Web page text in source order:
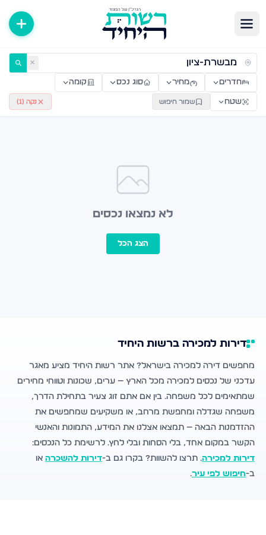
דירות למכירה ולהשכרה — רשות היחיד ✕
חדרים מחיר סוג נכס קומה
שטח שמור חיפוש נקה ( 1
)
לא נמצאו נכסים
הצג הכל
דירות למכירה ברשות היחיד
מחפשים דירה למכירה בישראל? אתר רשות היחיד מציע מאגר
עדכני של נכסים למכירה מכל הארץ — ערים, שכונות וטווחי מחירים
שמתאימים לכל משפחה. בין אם אתם זוג צעיר בתחילת הדרך,
משפחה שגדלה ומחפשת מרחב, או משקיעים שמחפשים את
ההזדמנות הבאה — תמצאו אצלנו את המידע, התמונות והאנשי
הקשר במקום אחד, בלי הסחות ובלי לחץ. לרשימת כל הנכסים:
דירות למכירה. תרצו להשוות? בקרו גם ב-דירות להשכרה או
ב-חיפוש לפי עיר.